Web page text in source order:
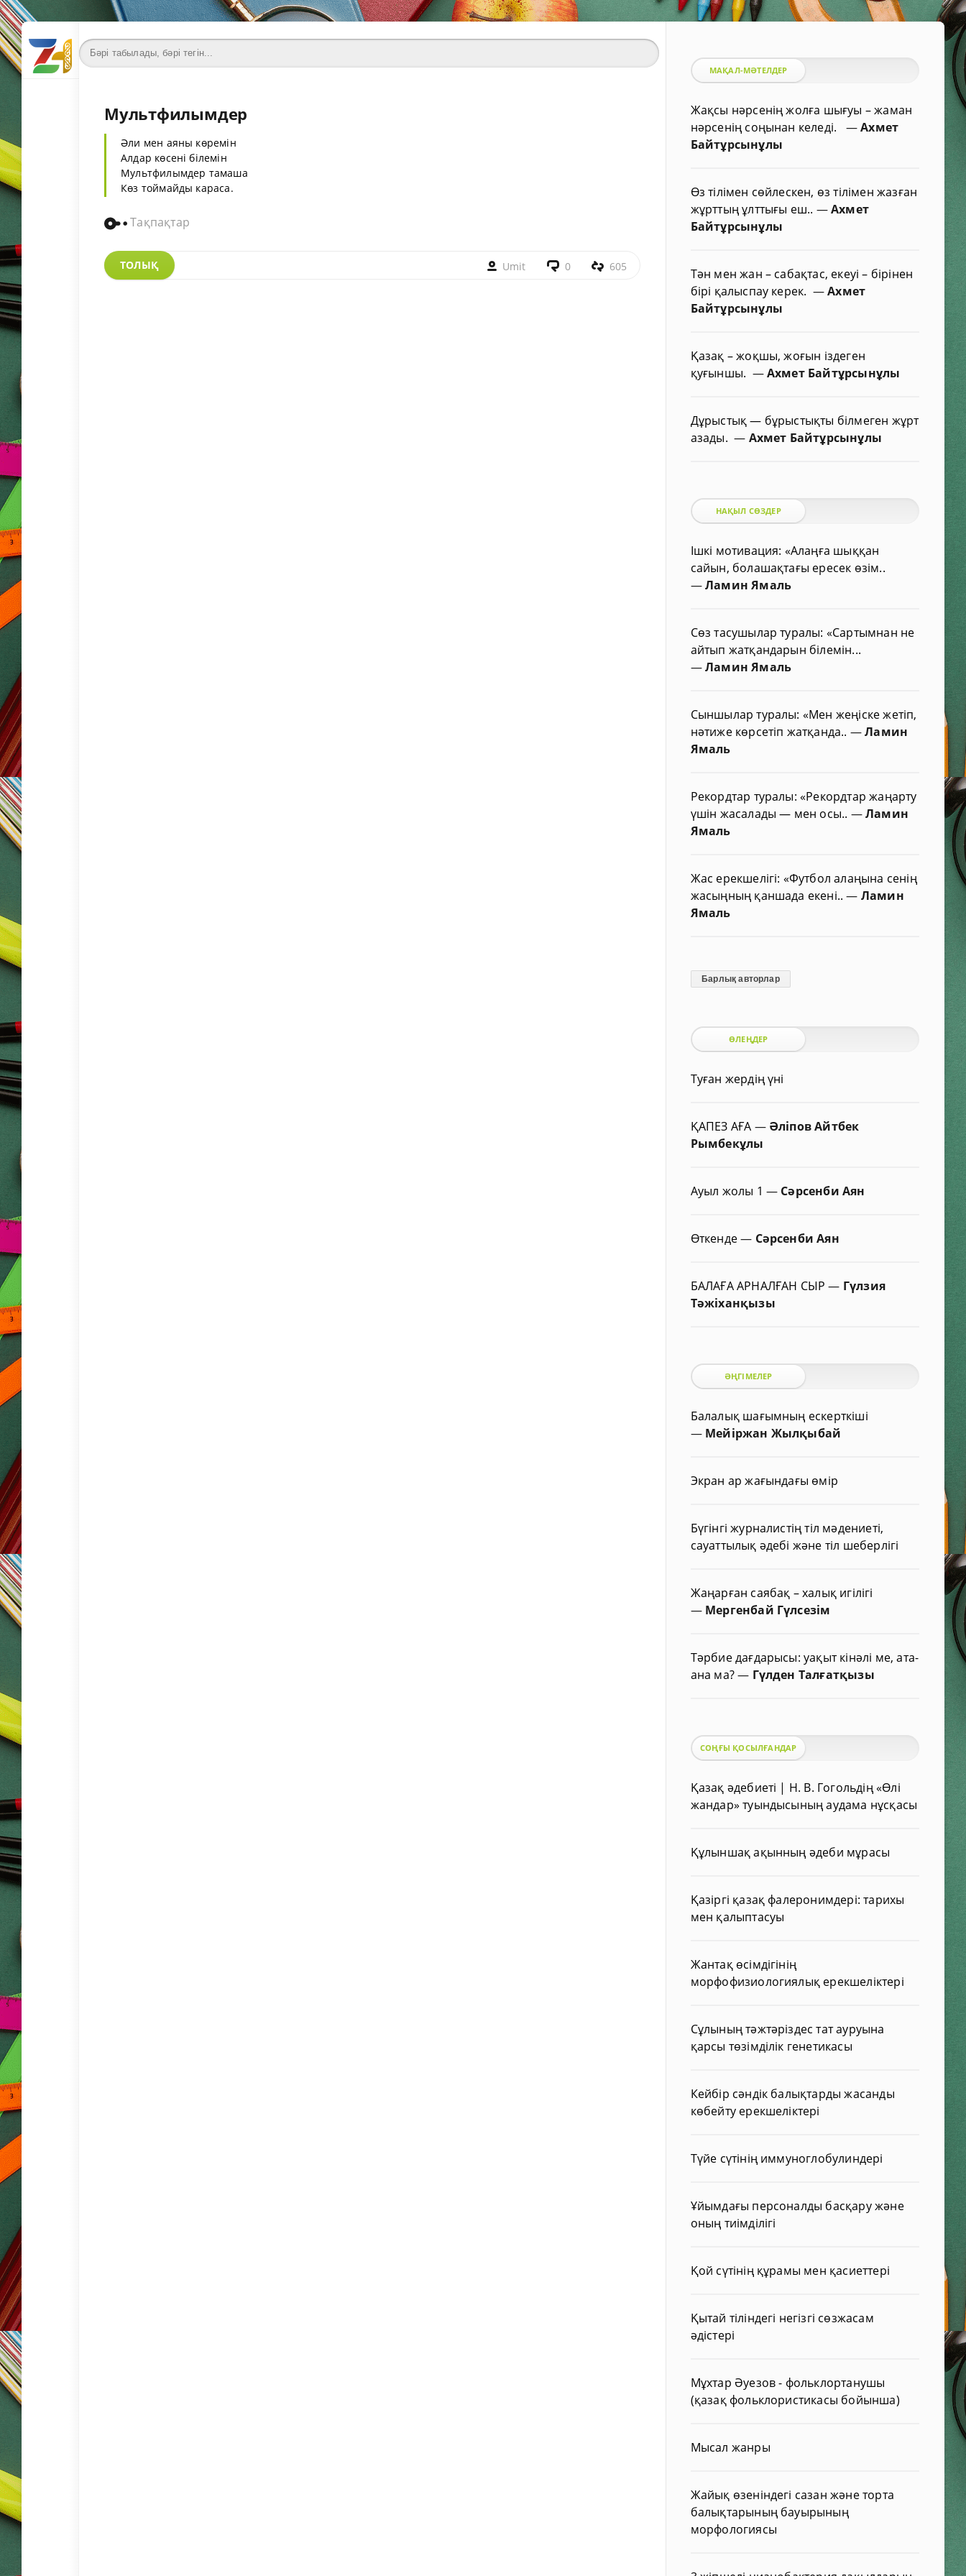
Мультфилымдер
Әли мен аяны көремін
Алдар көсені білемін
Мультфилымдер тамаша
Көз тоймайды караса.
Тақпақтар
ТОЛЫҚ Umit 0 605
МАҚАЛ-МӘТЕЛДЕР
Жақсы нәрсенің жолға шығуы – жаман
нәрсенің соңынан келеді. —Ахмет
Байтұрсынұлы
Өз тілімен сөйлескен, өз тілімен жазған
жұрттың ұлттығы еш.. —Ахмет
Байтұрсынұлы
Тән мен жан – сабақтас, екеуі – бірінен
бірі қалыспау керек. —Ахмет
Байтұрсынұлы
Қазақ – жоқшы, жоғын іздеген
қуғыншы. —Ахмет Байтұрсынұлы
Дұрыстық — бұрыстықты білмеген жұрт
азады.— Ахмет Байтұрсынұлы
НАҚЫЛ СӨЗДЕР
Ішкі мотивация: «Алаңға шыққан
сайын, болашақтағы ересек өзім..
—Ламин Ямаль
Сөз тасушылар туралы: «Сартымнан не
айтып жатқандарын білемін...
—Ламин Ямаль
Сыншылар туралы: «Мен жеңіске жетіп,
нәтиже көрсетіп жатқанда.. —Ламин
Ямаль
Рекордтар туралы: «Рекордтар жаңарту
үшін жасалады — мен осы.. —Ламин
Ямаль
Жас ерекшелігі: «Футбол алаңына сенің
жасыңның қаншада екені..— Ламин
Ямаль
Барлық авторлар
ӨЛЕҢДЕР
Туған жердің үні
ҚАПЕЗ АҒА — Әліпов Айтбек
Рымбекұлы
Ауыл жолы 1 — Сәрсенби Аян
Өткенде— Сәрсенби Аян
БАЛАҒА АРНАЛҒАН СЫР— Гүлзия
Тәжіханқызы
ӘҢГІМЕЛЕР
Балалық шағымның ескерткіші
— Мейіржан Жылқыбай
Экран ар жағындағы өмір
Бүгінгі журналистің тіл мәдениеті,
сауаттылық әдебі және тіл шеберлігі
Жаңарған саябақ – халық игілігі
— Мергенбай Гүлсезім
Тәрбие дағдарысы: уақыт кінәлі ме, ата-
ана ма?— Гүлден Талғатқызы
СОҢҒЫ ҚОСЫЛҒАНДАР
Қазақ әдебиеті | Н. В. Гогольдің «Өлі
жандар» туындысының аудама нұсқасы
Құлыншақ ақынның әдеби мұрасы
Қазіргі қазақ фалеронимдері: тарихы
мен қалыптасуы
Жантақ өсімдігінің
морфофизиологиялық ерекшеліктері
Сұлының тәжтәріздес тат ауруына
қарсы төзімділік генетикасы
Кейбір сәндік балықтарды жасанды
көбейту ерекшеліктері
Түйе сүтінің иммуноглобулиндері
Ұйымдағы персоналды басқару және
оның тиімділігі
Қой сүтінің құрамы мен қасиеттері
Қытай тіліндегі негізгі сөзжасам
әдістері
Мұхтар Әуезов - фольклортанушы
(қазақ фольклористикасы бойынша)
Мысал жанры
Жайық өзеніндегі сазан және торта
балықтарының бауырының
морфологиясы